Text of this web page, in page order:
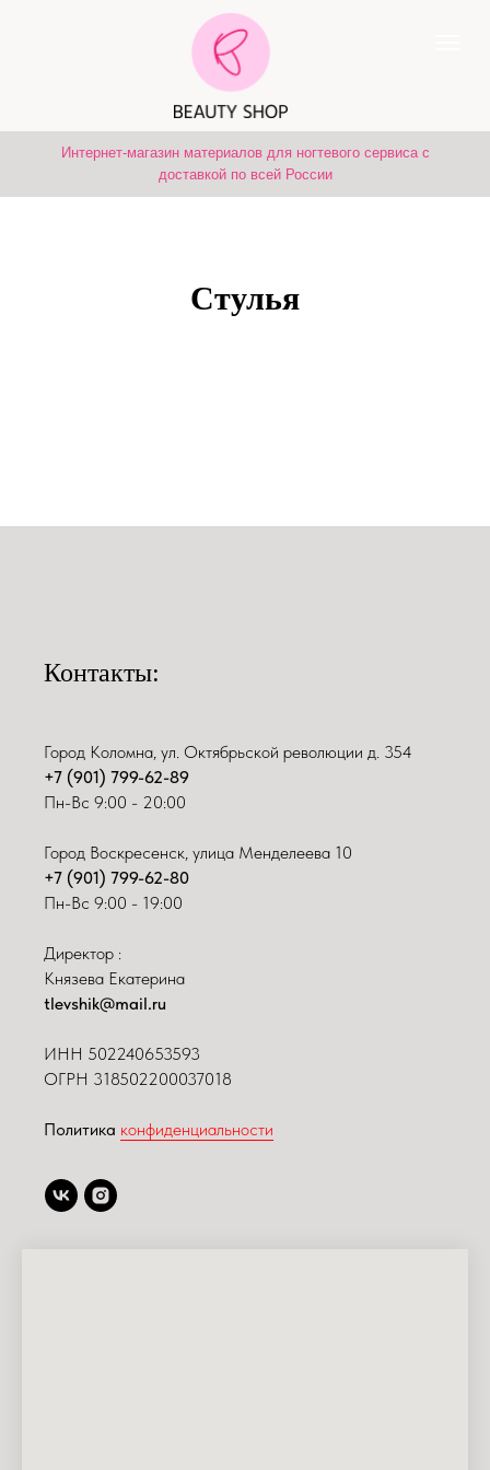
Интернет-магазин материалов для ногтевого сервиса с
доставкой по всей России
Стулья
Контакты:
Город Коломна, ул. Октябрьской революции д. 354
+7 (901) 799-62-89
Пн-Вс 9:00 - 20:00
Город Воскресенск, улица Менделеева 10
+7 (901) 799-62-80
Пн-Вс 9:00 - 19:00
Директор :
Князева Екатерина
tlevshik@mail.ru
ИНН 502240653593
ОГРН 318502200037018
Политика конфиденциальности